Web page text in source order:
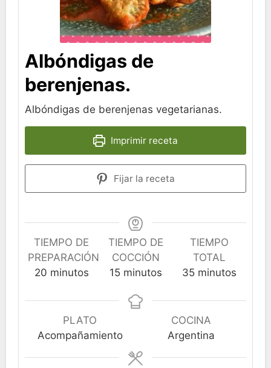
Albóndigas de
berenjenas.
Albóndigas de berenjenas vegetarianas.
Imprimir receta
Fijar la receta
TIEMPO DE
PREPARACIÓN
20minutos
minutos
TIEMPO DE
COCCIÓN
15minutos
minutos
TIEMPO
TOTAL
35minutos
minutos
PLATO
Acompañamiento
COCINA
Argentina